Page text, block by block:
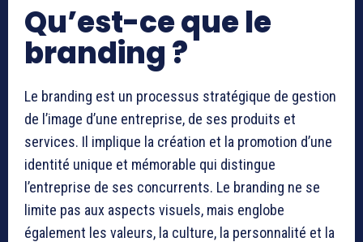
Qu’est-ce que le
branding ?
Le branding est un processus stratégique de gestion
de l’image d’une entreprise, de ses produits et
services. Il implique la création et la promotion d’une
identité unique et mémorable qui distingue
l’entreprise de ses concurrents. Le branding ne se
limite pas aux aspects visuels, mais englobe
également les valeurs, la culture, la personnalité et la